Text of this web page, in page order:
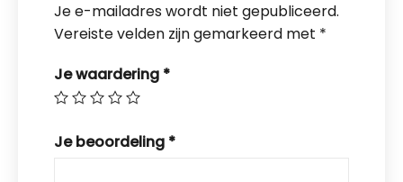
Je e-mailadres wordt niet gepubliceerd.
Vereiste velden zijn gemarkeerd met *
Je waardering *
Je beoordeling *